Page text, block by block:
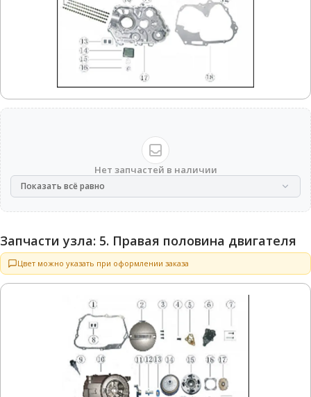
Нет запчастей в наличии
Показать всё равно
Запчасти узла: 5. Правая половина двигателя
Цвет можно указать при оформлении заказа